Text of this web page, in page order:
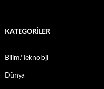
KATEGORILER
Bilim/Teknoloji
Dünya